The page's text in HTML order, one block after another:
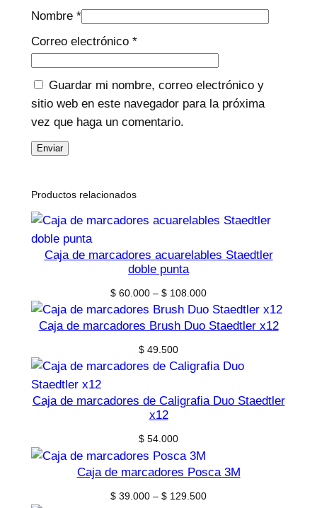
Nombre *
Correo electrónico *
Guardar mi nombre, correo electrónico y
sitio web en este navegador para la próxima
vez que haga un comentario.
Productos relacionados
Caja de marcadores acuarelables Staedtler
doble punta
$ 60.000 – $ 108.000Price
range:
$ 60.000
Caja de marcadores Brush Duo Staedtler x12
$ 49.500
Caja de marcadores de Caligrafia Duo Staedtler
x12
$ 54.000
Caja de marcadores Posca 3M
$ 39.000 – $ 129.500Price